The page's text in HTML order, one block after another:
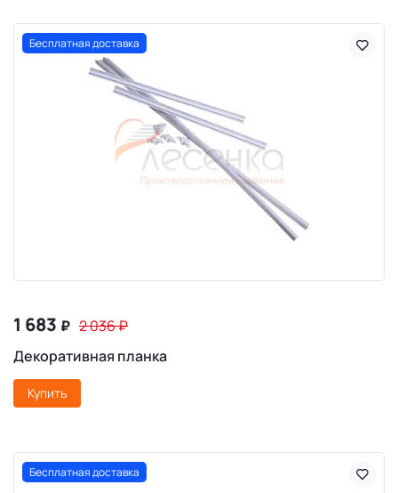
Бесплатная доставка
1 683 ₽ 2 036₽
Декоративная планка
Купить
Бесплатная доставка